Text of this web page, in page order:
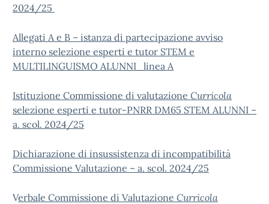
2024/25
Allegati A e B – istanza di partecipazione avviso
interno selezione esperti e tutor STEM e
MULTILINGUISMO ALUNNI_linea A
Istituzione Commissione di valutazione Curricola
selezione esperti e tutor-PNRR DM65 STEM ALUNNI –
a. scol. 2024/25
Dichiarazione di insussistenza di incompatibilità
Commissione Valutazione – a. scol. 2024/25
Verbale Commissione di Valutazione Curricola